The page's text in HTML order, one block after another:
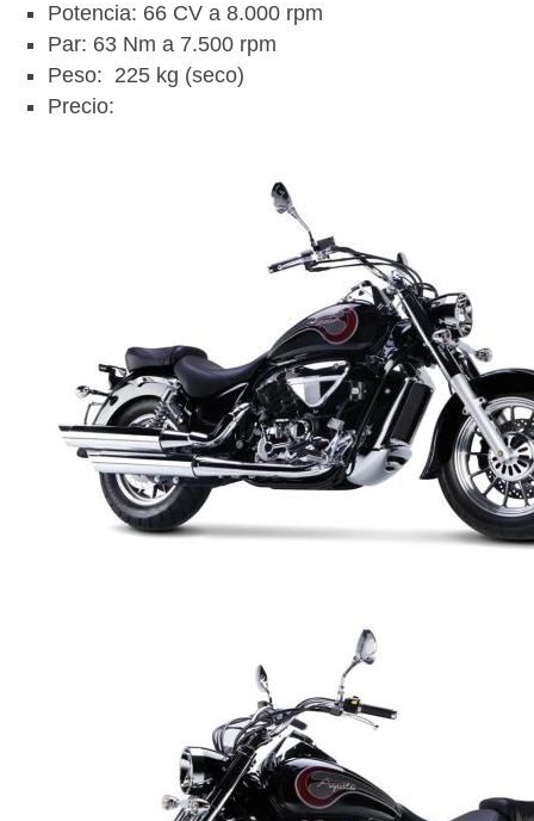
Potencia: 66 CV a 8.000 rpm
Par: 63 Nm a 7.500 rpm
Peso: 225 kg (seco)
Precio: